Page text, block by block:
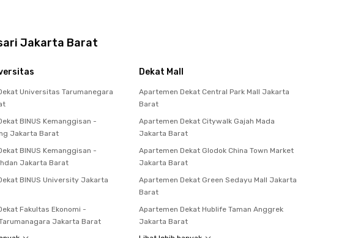
Jakarta Barat
Universitas Tarumanegara
BINUS Kemanggisan -
Jakarta Barat
BINUS Kemanggisan -
Jakarta Barat
BINUS University Jakarta
Fakultas Ekonomi -
Jakarta Barat
Dekat Mall
Apartemen Dekat Central Park Mall Jakarta
Barat
Apartemen Dekat Citywalk Gajah Mada
Jakarta Barat
Apartemen Dekat Glodok China Town Market
Jakarta Barat
Apartemen Dekat Green Sedayu Mall Jakarta
Barat
Apartemen Dekat Hublife Taman Anggrek
Jakarta Barat